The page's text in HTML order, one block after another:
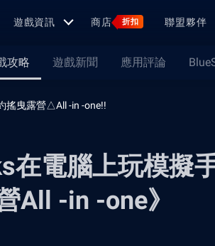
遊戲資訊 商店 折扣 聯盟夥伴
攻略 遊戲新聞 應用評論
搖曳露營△All -in -one!!
在電腦上玩模擬
All -in -one》